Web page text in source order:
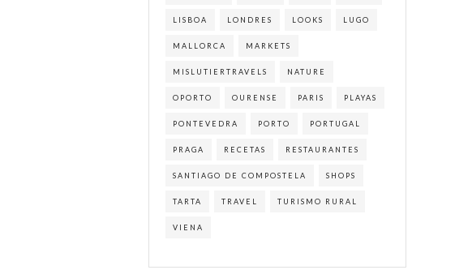
LISBOA LONDRES LOOKS LUGO
MALLORCA MARKETS
MISLUTIERTRAVELS NATURE
OPORTO OURENSE PARIS PLAYAS
PONTEVEDRA PORTO PORTUGAL
PRAGA RECETAS RESTAURANTES
SANTIAGO DE COMPOSTELA SHOPS
TARTA TRAVEL TURISMO RURAL
VIENA